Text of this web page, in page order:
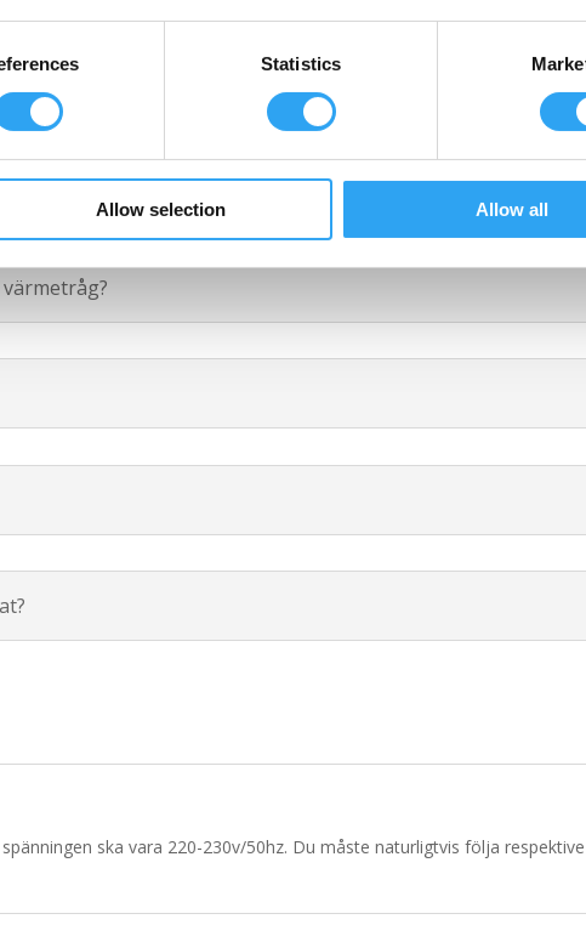
Statistics
Allow selection Allow all
ska vara 220-230v/50hz. Du måste naturligtvis följa